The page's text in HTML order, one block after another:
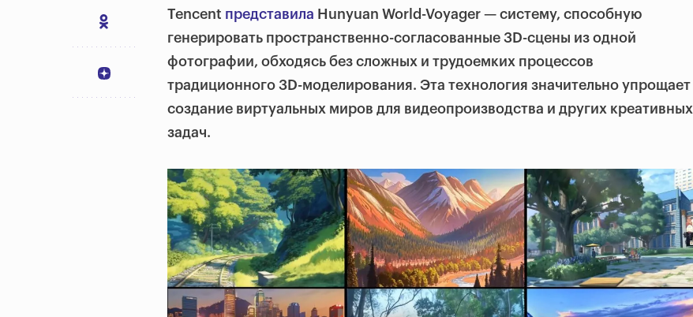
Tencent представила Hunyuan World-Voyager — систему, способную
генерировать пространственно-согласованные 3D-сцены из одной
фотографии, обходясь без сложных и трудоемких процессов
традиционного 3D-моделирования. Эта технология значительно упрощает
создание виртуальных миров для видеопроизводства и других креативных
задач.